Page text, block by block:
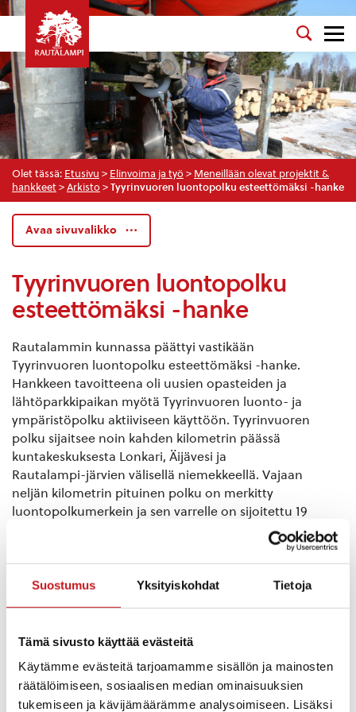
Suostumus Yksityiskohdat Tietoja
Tämä sivusto käyttää evästeitä
Käytämme evästeitä tarjoamamme sisällön ja mainosten
räätälöimiseen, sosiaalisen median ominaisuuksien
tukemiseen ja kävijämäärämme analysoimiseen. Lisäksi
Olet tässä: Etusivu > Elinvoima ja työ > Meneillään olevat projektit &
hankkeet > Arkisto > Tyyrinvuoren luontopolku esteettömäksi -hanke
Avaa sivuvalikko
Tyyrinvuoren luontopolku
esteettömäksi -hanke
Rautalammin kunnassa päättyi vastikään
Tyyrinvuoren luontopolku esteettömäksi -hanke.
Hankkeen tavoitteena oli uusien opasteiden ja
lähtöparkkipaikan myötä Tyyrinvuoren luonto- ja
ympäristöpolku aktiiviseen käyttöön. Tyyrinvuoren
polku sijaitsee noin kahden kilometrin päässä
kuntakeskuksesta Lonkari, Äijävesi ja
Rautalampi-järvien välisellä niemekkeellä. Vajaan
neljän kilometrin pituinen polku on merkitty
luontopolkumerkein ja sen varrelle on sijoitettu 19
rastia. Alunperin 1980-luvulla tehdyn reitin pohjan
kyltit ovat tiedoiltaan vanhentuneita, reittiopasteita
tarvitaan muutama lisää reitin varrelle ja reitin
alkuosa on jäänyt myöhemmin
rakennetun omakotiasutuksen jalkoihin.
Hankkeessa tehtiin uudet kyltit vanhojen tilalle, joissa
tuotiin esille maiseman ja ympäristön muutokset
kolmenkymmenen vuoden aikana valokuvin ja
tekstein. Reittiä lyhennettiin alkuperäisestä